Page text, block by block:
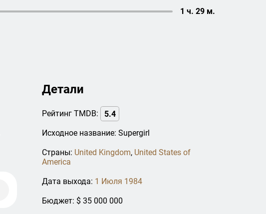
1 ч. 29 м.
Детали
Рейтинг TMDB: 5.4
Исходное название: Supergirl
Страны: United Kingdom, United States of
America
Дата выхода: 1 Июля 1984
Бюджет: $ 35 000 000